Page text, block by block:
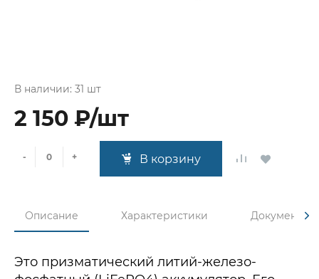
В наличии: 31 шт
2 150 ₽/шт
- + В корзину
Описание Характеристики Документы
Это призматический литий-железо-